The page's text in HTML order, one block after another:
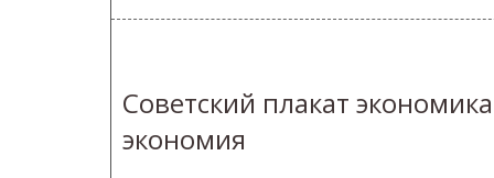
Советский плакат
экономия